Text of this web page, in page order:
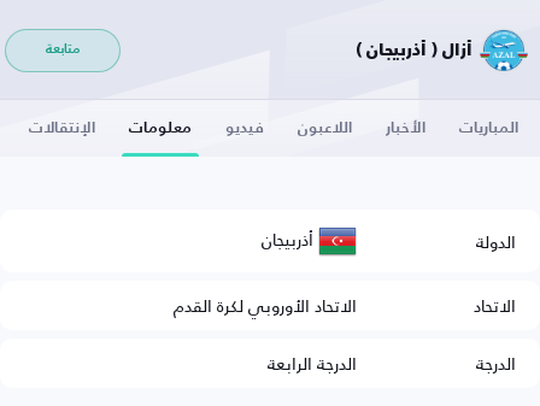
أزال ( أذربيجان ) متابعة
المباريات الأخبار اللاعبون فيديو معلومات الإنتقالات
الدولة أذربيجان
الاتحاد
الاتحاد الأوروبي لكرة القدم
الدرجة
الدرجة الرابعة